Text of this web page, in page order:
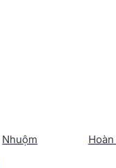
Nhuộm